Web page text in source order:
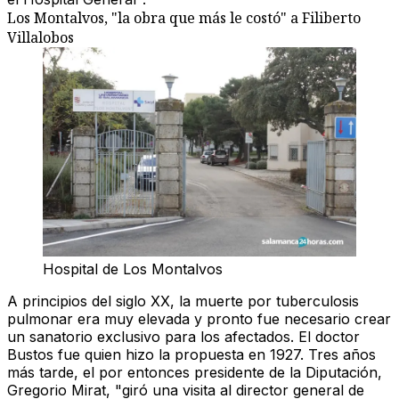
Los Montalvos, "la obra que más le costó" a Filiberto
Villalobos
Hospital de Los Montalvos
A principios del siglo XX, la muerte por tuberculosis
pulmonar era muy elevada y pronto fue necesario crear
un sanatorio exclusivo para los afectados. El doctor
Bustos fue quien hizo la propuesta en 1927. Tres años
más tarde, el por entonces presidente de la Diputación,
Gregorio Mirat, "giró una visita al director general de